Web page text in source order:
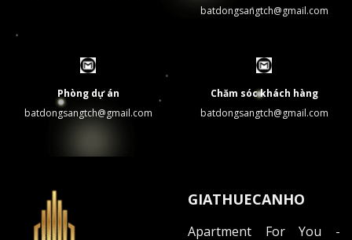
batdongsangtch@gmail.com
Phòng dự án
batdongsangtch@gmail.com
Chăm sóc khách hàng
batdongsangtch@gmail.com
GIATHUECANHO
Apartment For You -